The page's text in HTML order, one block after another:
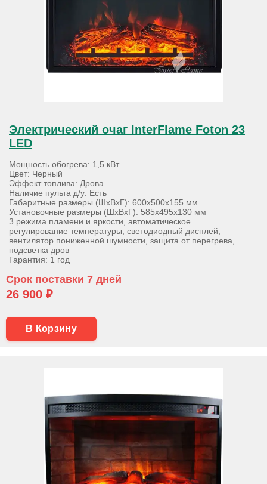
Электрический очаг InterFlame Foton 23
LED
Мощность обогрева: 1,5 кВт
Цвет: Черный
Эффект топлива: Дрова
Наличие пульта д/у: Есть
Габаритные размеры (ШхВхГ): 600х500х155 мм
Установочные размеры (ШхВхГ): 585х495х130 мм
3 режима пламени и яркости, автоматическое
регулирование температуры, светодиодный дисплей,
вентилятор пониженной шумности, защита от перегрева,
подсветка дров
Гарантия: 1 год
Срок поставки 7 дней
26 900 ₽
В Корзину